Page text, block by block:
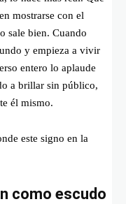
mostrarse con el
sale bien. Cuando
y empieza a vivir
entero lo aplaude
a brillar sin público,
él mismo.
este signo en la
como escudo